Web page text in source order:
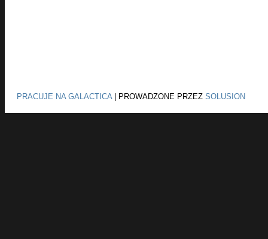
PRACUJE NA GALACTICA| PROWADZONE PRZEZ SOLUSION